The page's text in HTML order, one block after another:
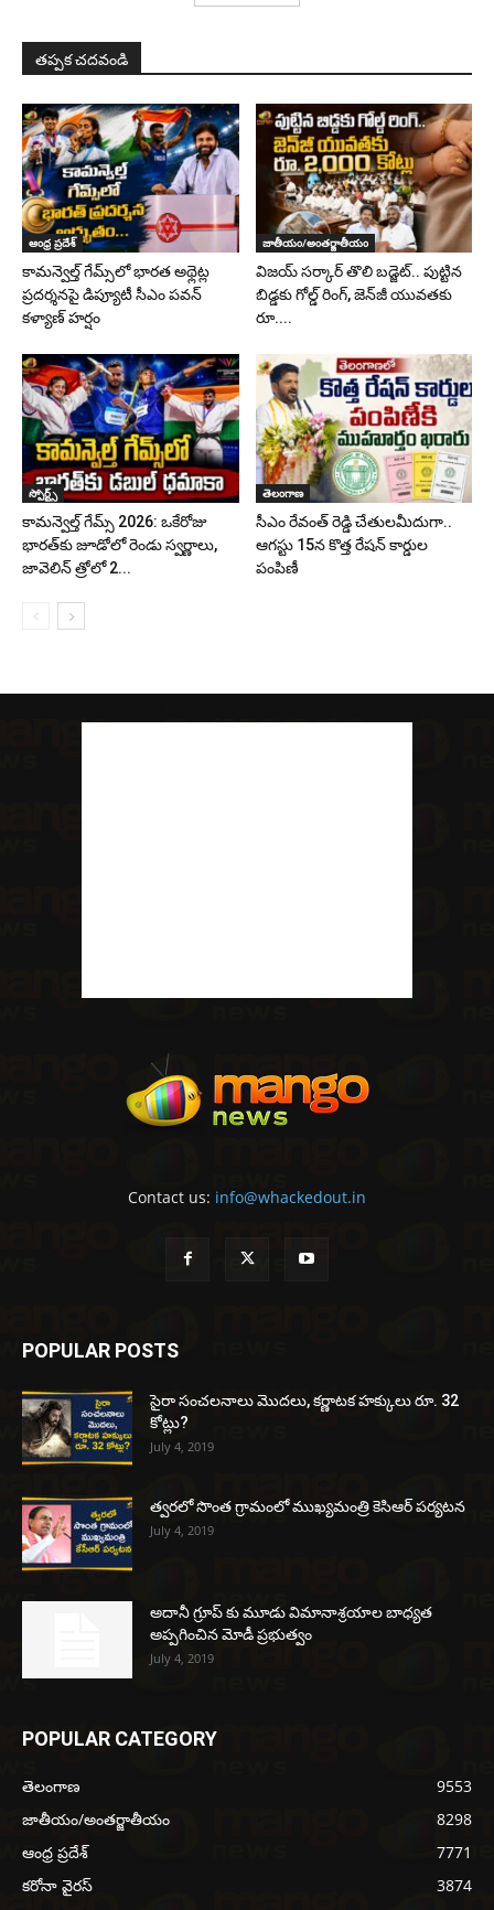
తప్పక చదవండి
ఆంధ్ర ప్రదేశ్
కామన్వెల్త్ గేమ్స్‌లో భారత అథ్లెట్ల
ప్రదర్శనపై డిప్యూటీ సీఎం పవన్
కళ్యాణ్ హర్షం
జాతీయం/అంతర్జాతీయం
విజయ్ సర్కార్ తొలి బడ్జెట్.. పుట్టిన
బిడ్డకు గోల్డ్ రింగ్, జెన్‌జీ యువతకు
రూ....
స్పోర్ట్స్
కామన్వెల్త్ గేమ్స్ 2026: ఒకేరోజు
భారత్‌కు జూడోలో రెండు స్వర్ణాలు,
జావెలిన్‌ త్రోలో 2...
తెలంగాణ
సీఎం రేవంత్ రెడ్డి చేతులమీదుగా..
ఆగస్టు 15న కొత్త రేషన్ కార్డుల
పంపిణీ
Contact us: info@whackedout.in
POPULAR POSTS
సైరా సంచలనాలు మొదలు, కర్ణాటక హక్కులు రూ. 32
కోట్లు?
July 4, 2019
త్వరలో సొంత గ్రామంలో ముఖ్యమంత్రి కెసిఆర్ పర్యటన
July 4, 2019
అదానీ గ్రూప్ కు మూడు విమానాశ్రయాల బాధ్యత
అప్పగించిన మోడీ ప్రభుత్వం
July 4, 2019
POPULAR CATEGORY
తెలంగాణ
9553
జాతీయం/అంతర్జాతీయం
8298
ఆంధ్ర ప్రదేశ్
7771
కరోనా వైరస్
3874